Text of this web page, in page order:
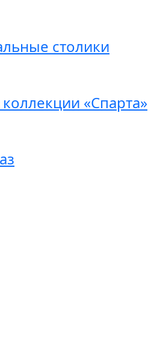
столики
«Спарта»